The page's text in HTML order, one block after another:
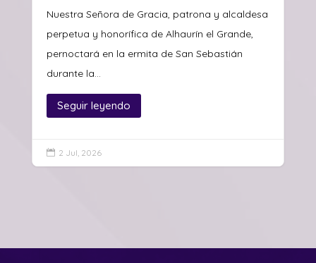
Nuestra Señora de Gracia, patrona y alcaldesa
perpetua y honorífica de Alhaurín el Grande,
pernoctará en la ermita de San Sebastián
durante la...
Seguir leyendo
 2 Jul, 2026